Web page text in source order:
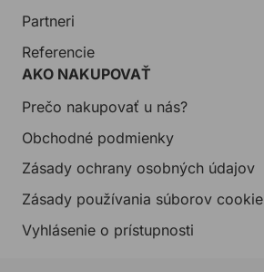
Partneri
Referencie
AKO NAKUPOVAŤ
Prečo nakupovať u nás?
Obchodné podmienky
Zásady ochrany osobných údajov
Zásady používania súborov cookie
Vyhlásenie o prístupnosti